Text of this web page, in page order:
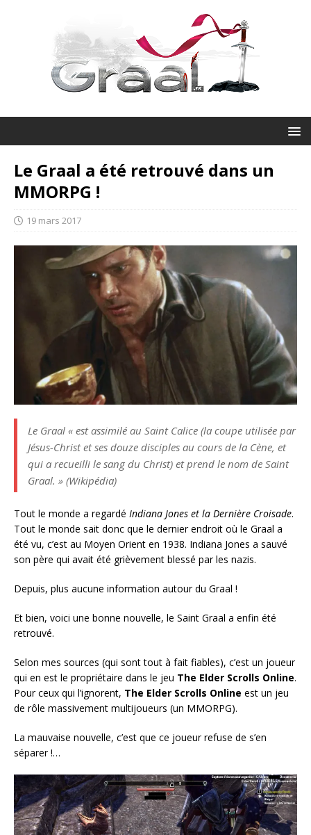
Le Graal a été retrouvé dans un
MMORPG !
19 mars 2017
Le Graal « est assimilé au Saint Calice (la coupe utilisée par
Jésus-Christ et ses douze disciples au cours de la Cène, et
qui a recueilli le sang du Christ) et prend le nom de Saint
Graal. » (Wikipédia)
Tout le monde a regardé Indiana Jones et la Dernière Croisade.
Tout le monde sait donc que le dernier endroit où le Graal a
été vu, c’est au Moyen Orient en 1938. Indiana Jones a sauvé
son père qui avait été grièvement blessé par les nazis.
Depuis, plus aucune information autour du Graal !
Et bien, voici une bonne nouvelle, le Saint Graal a enfin été
retrouvé.
Selon mes sources (qui sont tout à fait fiables), c’est un joueur
qui en est le propriétaire dans le jeu The Elder Scrolls Online.
Pour ceux qui l’ignorent, The Elder Scrolls Online est un jeu
de rôle massivement multijoueurs (un MMORPG).
La mauvaise nouvelle, c’est que ce joueur refuse de s’en
séparer !…